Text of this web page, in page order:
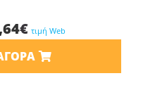
€ τιμή Web